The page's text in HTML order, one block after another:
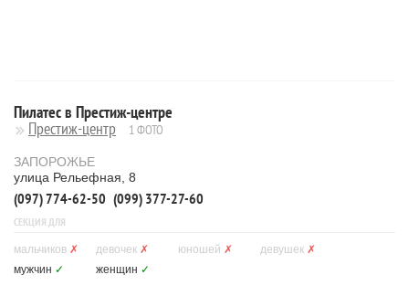
Пилатес в Престиж-центре
Престиж-центр 1 ФОТО
ЗАПОРОЖЬЕ
улица Рельефная, 8
(097) 774-62-50 (099) 377-27-60
СЕКЦИЯ ДЛЯ
мальчиков ✗ девочек ✗ юношей ✗ девушек ✗
мужчин ✓ женщин ✓